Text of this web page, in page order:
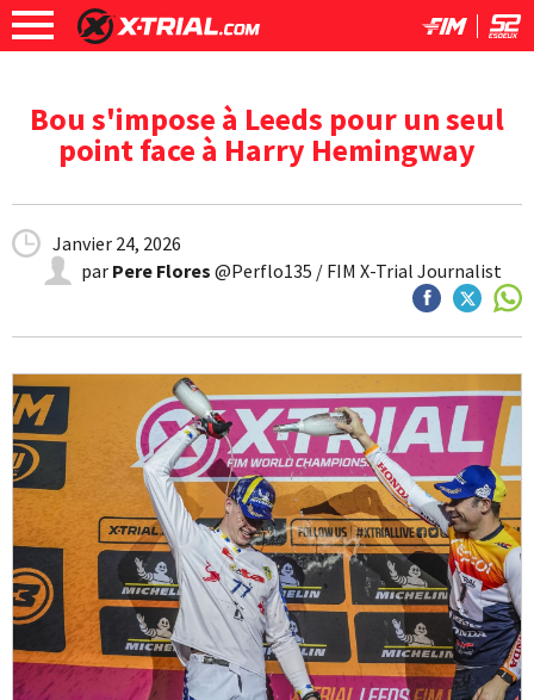
Bou s'impose à Leeds pour un seul
point face à Harry Hemingway
Janvier 24, 2026
par Pere Flores @Perflo135 / FIM X-Trial Journalist